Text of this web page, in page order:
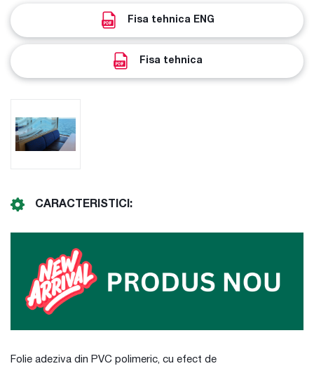
Fisa tehnica ENG
Fisa tehnica
CARACTERISTICI:
Folie adeziva din PVC polimeric, cu efect de